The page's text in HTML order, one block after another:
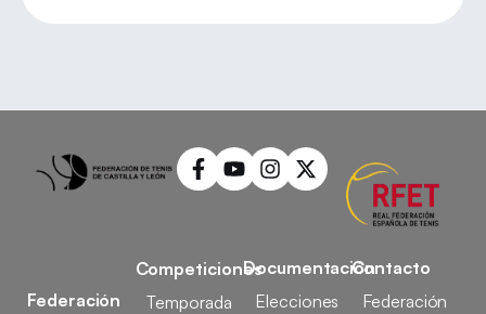
Federación
Competiciones
Temporada
Documentación
Elecciones
Contacto
Federación